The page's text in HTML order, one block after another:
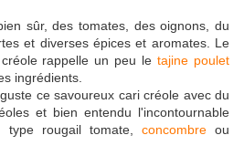
sûr, des tomates, des oignons, du
et diverses épices et aromates. Le
rappelle un peu letajine poulet
ingrédients.
ce savoureux cari créole avec du
et bien entendu l'incontournable
type rougail tomate, concombreou